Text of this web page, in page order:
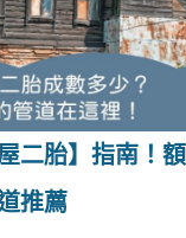
屋二胎】指南！
推薦